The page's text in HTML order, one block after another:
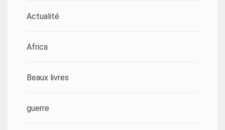
Actualité
Africa
Beaux livres
guerre